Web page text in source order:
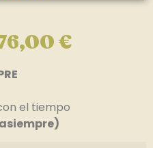
€
el tiempo